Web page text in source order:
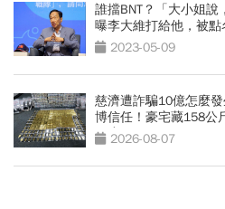
誰擋BNT？「大小姐
曝李大維打給他，被點
2023-05-09
慈濟遭詐騙10億怎麼
博信任！豪宅藏158
回應了
2026-08-07